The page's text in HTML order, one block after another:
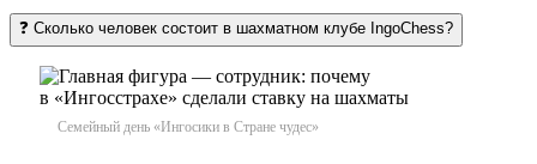
❓ Сколько человек состоит в шахматном клубе IngoChess?
Семейный день «Ингосики в Стране чудес»